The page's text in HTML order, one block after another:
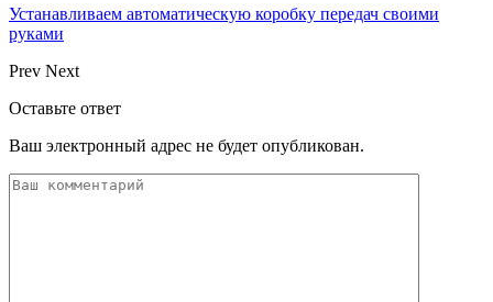
Устанавливаем автоматическую коробку передач своими
руками
Prev Next
Оставьте ответ
Ваш электронный адрес не будет опубликован.